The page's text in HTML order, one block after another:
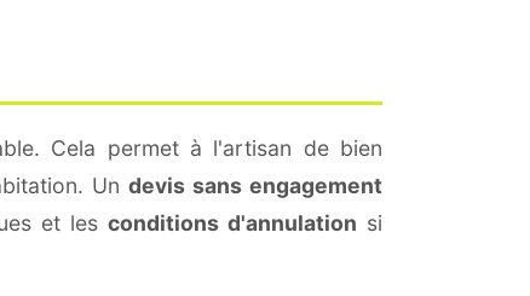
Cela permet à l'artisan de bien
Un devis sans engagement
et les conditions d'annulation si